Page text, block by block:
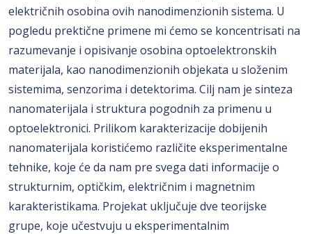
električnih osobina ovih nanodimenzionih sistema. U
pogledu prektične primene mi ćemo se koncentrisati na
razumevanje i opisivanje osobina optoelektronskih
materijala, kao nanodimenzionih objekata u složenim
sistemima, senzorima i detektorima. Cilj nam je sinteza
nanomaterijala i struktura pogodnih za primenu u
optoelektronici. Prilikom karakterizacije dobijenih
nanomaterijala koristićemo različite eksperimentalne
tehnike, koje će da nam pre svega dati informacije o
strukturnim, optičkim, električnim i magnetnim
karakteristikama. Projekat uključuje dve teorijske
grupe, koje učestvuju u eksperimentalnim